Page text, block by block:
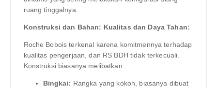
ruang tinggalnya.
Konstruksi dan Bahan: Kualitas dan Daya Tahan:
Roche Bobois terkenal karena komitmennya terhadap
kualitas pengerjaan, dan RS BDH tidak terkecuali.
Konstruksi biasanya melibatkan:
Bingkai: Rangka yang kokoh, biasanya dibuat